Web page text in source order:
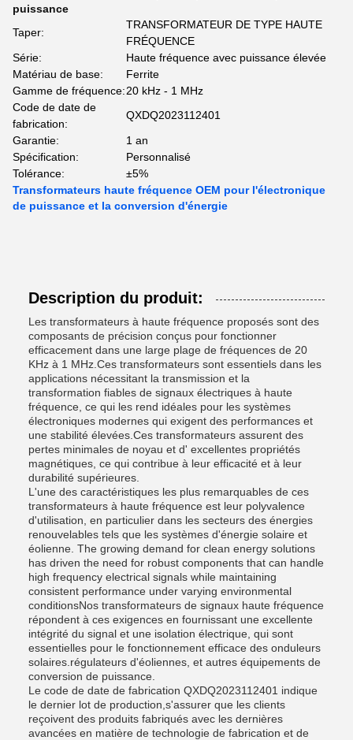
puissance
Taper:
TRANSFORMATEUR DE TYPE HAUTE
FRÉQUENCE
Série:
Haute fréquence avec puissance élevée
Matériau de base:
Ferrite
Gamme de fréquence:20 kHz - 1 MHz
Code de date de
fabrication:
QXDQ2023112401
Garantie:
1 an
Spécification:
Personnalisé
Tolérance:
±5%
Transformateurs haute fréquence OEM pour l'électronique
de puissance et la conversion d'énergie
Description du produit:
Les transformateurs à haute fréquence proposés sont des
composants de précision conçus pour fonctionner
efficacement dans une large plage de fréquences de 20
KHz à 1 MHz.Ces transformateurs sont essentiels dans les
applications nécessitant la transmission et la
transformation fiables de signaux électriques à haute
fréquence, ce qui les rend idéales pour les systèmes
électroniques modernes qui exigent des performances et
une stabilité élevées.Ces transformateurs assurent des
pertes minimales de noyau et d' excellentes propriétés
magnétiques, ce qui contribue à leur efficacité et à leur
durabilité supérieures.
L'une des caractéristiques les plus remarquables de ces
transformateurs à haute fréquence est leur polyvalence
d'utilisation, en particulier dans les secteurs des énergies
renouvelables tels que les systèmes d'énergie solaire et
éolienne. The growing demand for clean energy solutions
has driven the need for robust components that can handle
high frequency electrical signals while maintaining
consistent performance under varying environmental
conditionsNos transformateurs de signaux haute fréquence
répondent à ces exigences en fournissant une excellente
intégrité du signal et une isolation électrique, qui sont
essentielles pour le fonctionnement efficace des onduleurs
solaires.régulateurs d'éoliennes, et autres équipements de
conversion de puissance.
Le code de date de fabrication QXDQ2023112401 indique
le dernier lot de production,s'assurer que les clients
reçoivent des produits fabriqués avec les dernières
avancées en matière de technologie de fabrication et de